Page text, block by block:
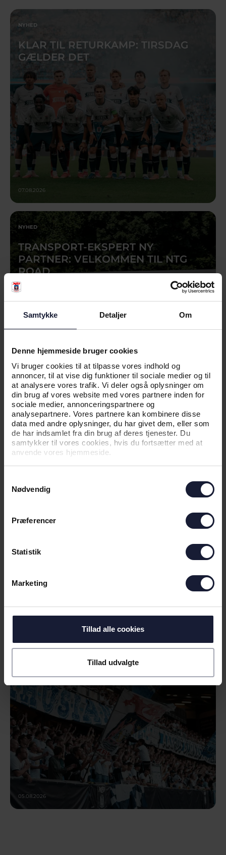
Samtykke Detaljer Om
Denne hjemmeside bruger cookies
Vi bruger cookies til at tilpasse vores indhold og
annoncer, til at vise dig funktioner til sociale medier og til
at analysere vores trafik. Vi deler også oplysninger om
din brug af vores website med vores partnere inden for
sociale medier, annonceringspartnere og
analysepartnere. Vores partnere kan kombinere disse
data med andre oplysninger, du har givet dem, eller som
de har indsamlet fra din brug af deres tjenester. Du
samtykker til vores cookies, hvis du fortsætter med at
anvende vores hjemmeside.
Nødvendig
Præferencer
Statistik
Marketing
Tillad alle cookies
Tillad udvalgte
NYHED
KLAR TIL RETURKAMP: TIRSDAG
GÆLDER DET
07.08.2026
NYHED
TRANSPORT-EKSPERT NY
PARTNER: VELKOMMEN TIL NTG
ROAD
07.08.2026
SEJR GIVER GOD TRO INDEN
SEJR I FØRSTE OMGANG I CL-
KVALIFIKATIONEN
05.08.2026